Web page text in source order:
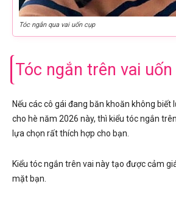
Tóc ngắn qua vai uốn cụp
Tóc ngắn trên vai
Nếu các cô gái đang băn khoăn không biết
cho hè năm 2026 này, thì kiểu tóc ngắn
lựa chọn rất thích hợp cho bạn.
Kiểu tóc ngắn trên vai này tạo được cảm
mặt bạn.